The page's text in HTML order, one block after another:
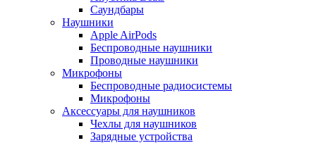
Саундбары
Наушники
Apple AirPods
Беспроводные наушники
Проводные наушники
Микрофоны
Беспроводные радиосистемы
Микрофоны
Аксессуары для наушников
Чехлы для наушников
Зарядные устройства